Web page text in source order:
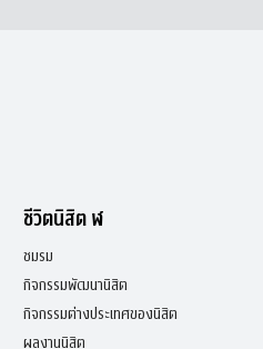
ชีวิตนิสิต ฬ
ชมรม
กิจกรรมพัฒนานิสิต
กิจกรรมต่างประเทศของนิสิต
ผลงานนิสิต